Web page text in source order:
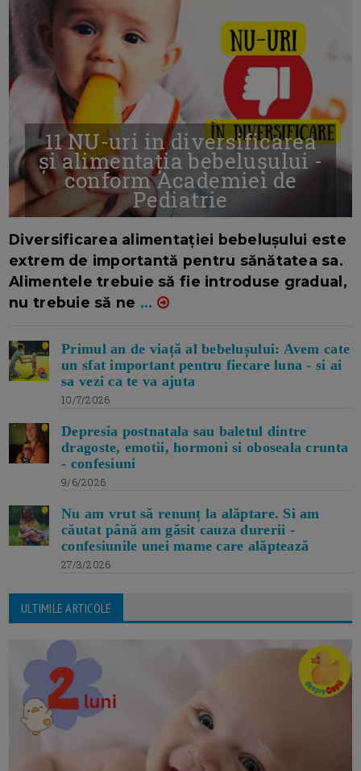
11 NU-uri in diversificarea
și alimentația bebelușului -
conform Academiei de
Pediatrie
Diversificarea alimentației bebelușului este
extrem de importantă pentru sănătatea sa.
Alimentele trebuie să fie introduse gradual,
nu trebuie să ne ...
Primul an de viață al bebelușului: Avem cate
un sfat important pentru fiecare luna - si ai
sa vezi ca te va ajuta
10/7/2026
Depresia postnatala sau baletul dintre
dragoste, emotii, hormoni si oboseala crunta
- confesiuni
9/6/2026
Nu am vrut să renunț la alăptare. Si am
căutat până am găsit cauza durerii -
confesiunile unei mame care alăptează
27/3/2026
ULTIMILE ARTICOLE